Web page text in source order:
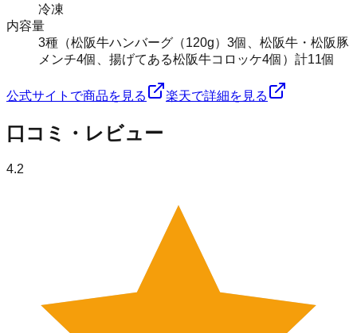
冷凍
内容量
3種（松阪牛ハンバーグ（120g）3個、松阪牛・松阪豚
メンチ4個、揚げてある松阪牛コロッケ4個）計11個
公式サイトで商品を見る 楽天で詳細を見る
口コミ・レビュー
4.2